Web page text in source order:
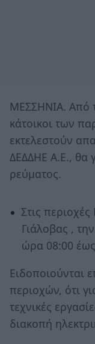
ΜΕΣΣΗΝΙΑ. Από
κάτοικοι των
εκτελεστούν
ΔΕΔΔΗΕ Α.Ε., θα
ρεύματος.
Στις
Γιάλοβας , την
ώρα 08:00
Ειδοποιούνται
περιοχών, ότι
τεχνικές
διακοπή